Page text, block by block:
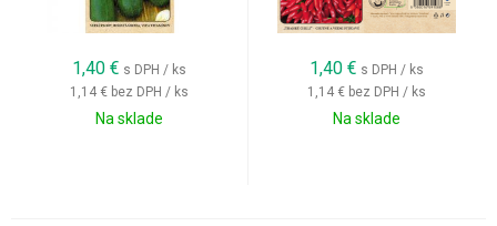
1,40 € s DPH / ks
1,14 € bez DPH / ks
Na sklade
1,40 € s DPH / ks
1,14 € bez DPH / ks
Na sklade